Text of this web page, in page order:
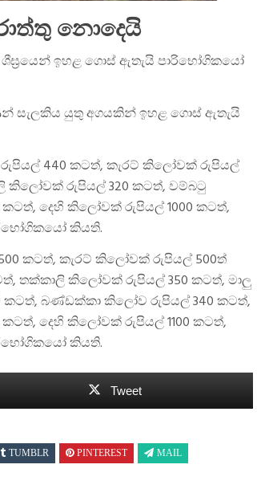
නොදෙයි
ඉහළ ගොස් ඇතැයි පාරිභෝගිකයෝ
සැලකිය යුතු අගයකින් ඉහළ ගොස් ඇතැයි
440 කටත්, කැරට් කිලෝවක් රුපියල්
කිලෝවක් රුපියල් 320 කටත්, වම්බටු
දෙහි කිලෝවක් රුපියල් 1000 කටත්,
කියති.
කටත්, කැරට් කිලෝවක් රුපියල් 500ත්
තක්කාලි කිලෝවක් රුපියල් 350 කටත්, මාලු
බණ්ඩක්කා කිලෝව රුපියල් 340 කටත්,
දෙහි කිලෝවක් රුපියල් 1100 කටත්,
කියති.
Tweet
TUMBLR PINTEREST MAIL